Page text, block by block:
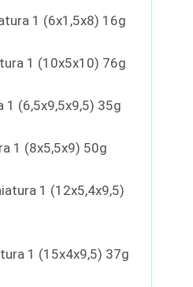
1 (6x1,5x8) 16g
1 (10x5x10) 76g
1 (6,5x9,5x9,5) 35g
1 (8x5,5x9) 50g
1 (12x5,4x9,5)
1 (15x4x9,5) 37g